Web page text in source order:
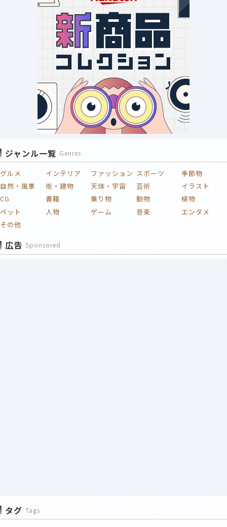
ジャンル一覧 Genres
グルメ インテリア ファッション スポーツ
季節物
自然・風景
街・建物 天体・宇宙 芸術
イラスト
CG
書籍 乗り物 動物
植物
ペット
人物 ゲーム 音楽
エンタメ
その他
広告 Sponsored
タグ Tags